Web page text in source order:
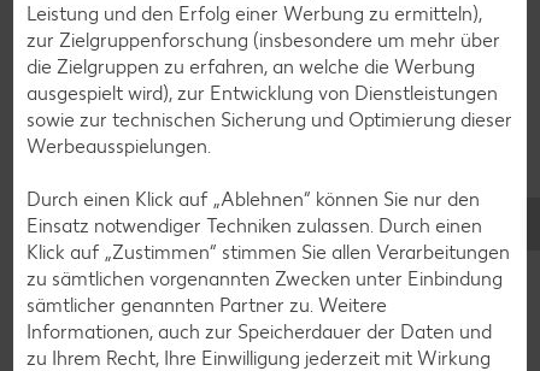
Bowle-Rezepte
Cocktail-Rezepte
Avocado-Rezepte
Erdbeer-Rezepte
Bananen-Rezepte
Zurück zu allen Rezepten
Leistung und den Erfolg einer Werbung zu ermitteln),
zur Zielgruppenforschung (insbesondere um mehr über
die Zielgruppen zu erfahren, an welche die Werbung
ausgespielt wird), zur Entwicklung von Dienstleistungen
sowie zur technischen Sicherung und Optimierung dieser
Werbeausspielungen.
Durch einen Klick auf „Ablehnen“ können Sie nur den
Einsatz notwendiger Techniken zulassen. Durch einen
Klick auf „Zustimmen“ stimmen Sie allen Verarbeitungen
zu sämtlichen vorgenannten Zwecken unter Einbindung
sämtlicher genannten Partner zu. Weitere
Informationen, auch zur Speicherdauer der Daten und
zu Ihrem Recht, Ihre Einwilligung jederzeit mit Wirkung